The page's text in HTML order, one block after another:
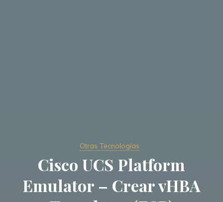
Otras Tecnologías
Cisco UCS Platform
Emulator – Crear vHBA